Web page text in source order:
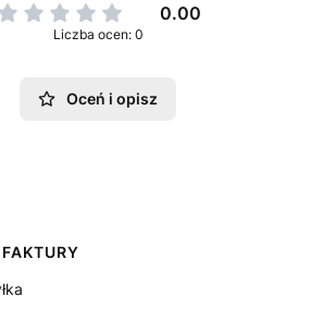
0.00
Liczba ocen: 0
Oceń i opisz